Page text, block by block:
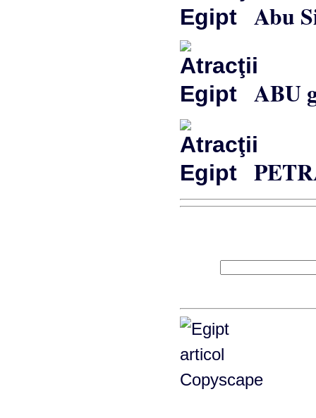
Abu
ABU